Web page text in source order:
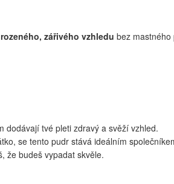
zářivého vzhledu bez
tvé pleti zdravý a svěží vzhled.
se tento pudr stává ideálním
že budeš vypadat skvěle.